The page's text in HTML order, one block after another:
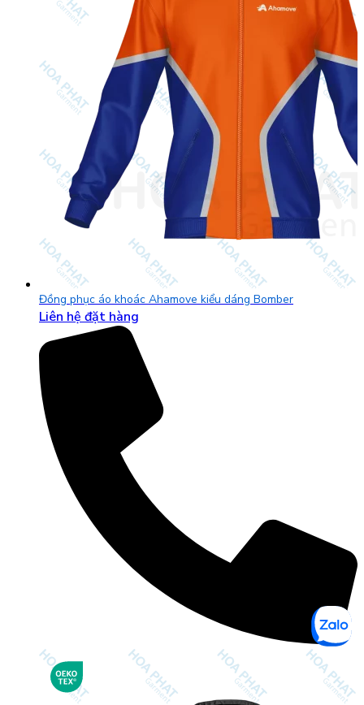
Đồng phục áo khoác Ahamove kiểu dáng Bomber
Liên hệ đặt hàng